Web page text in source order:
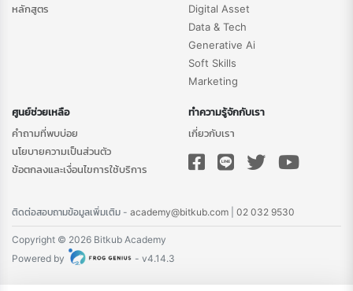
หลักสูตร
Digital Asset
Data & Tech
Generative Ai
Soft Skills
Marketing
ศูนย์ช่วยเหลือ
คำถามที่พบบ่อย
นโยบายความเป็นส่วนตัว
ข้อตกลงและเงื่อนไขการใช้บริการ
ทำความรู้จักกับเรา
เกี่ยวกับเรา
ติดต่อสอบถามข้อมูลเพิ่มเติม - academy@bitkub.com 02 032 9530
Copyright © 2026 Bitkub Academy
Powered by
- v4.14.3